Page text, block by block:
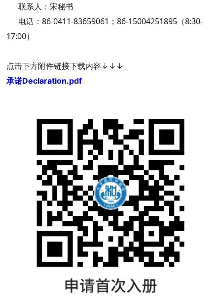
联系人：宋秘书
电话：86-0411-83659061；86-15004251895（8:30-
17:00）
点击下方附件链接下载内容↓↓↓
承诺Declaration.pdf